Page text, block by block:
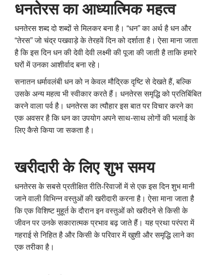
धनतेरस का आध्यात्मिक महत्व
धनतेरस शब्द दो शब्दों से मिलकर बना है। “धन” का अर्थ है धन और
“तेरस” जो चंद्र पखवाड़े के तेरहवें दिन को दर्शाता है। ऐसा माना जाता
है कि इस दिन धन की देवी देवी लक्ष्मी की पूजा की जाती है ताकि हमारे
घरों में उनका आशीर्वाद बना रहे।
सनातन धर्मावलंबी धन को न केवल मौद्रिक दृष्टि से देखते हैं, बल्कि
उसके अन्य महत्व भी स्वीकार करते हैं। धनतेरस समृद्धि को प्रतिबिंबित
करने वाला पर्व है। धनतेरस का त्यौहार इस बात पर विचार करने का
एक अवसर है कि धन का उपयोग अपने साथ-साथ लोगों की भलाई के
लिए कैसे किया जा सकता है।
खरीदारी के लिए शुभ समय
धनतेरस के सबसे प्रतीक्षित रीति-रिवाजों में से एक इस दिन शुभ मानी
जाने वाली विभिन्न वस्तुओं की खरीदारी करना है। ऐसा माना जाता है
कि एक विशिष्ट मुहूर्त के दौरान इन वस्तुओं को खरीदने से किसी के
जीवन पर उनके सकारात्मक प्रभाव बढ़ जाते हैं। यह प्रथा परंपरा में
गहराई से निहित है और किसी के परिवार में खुशी और समृद्धि लाने का
एक तरीका है।